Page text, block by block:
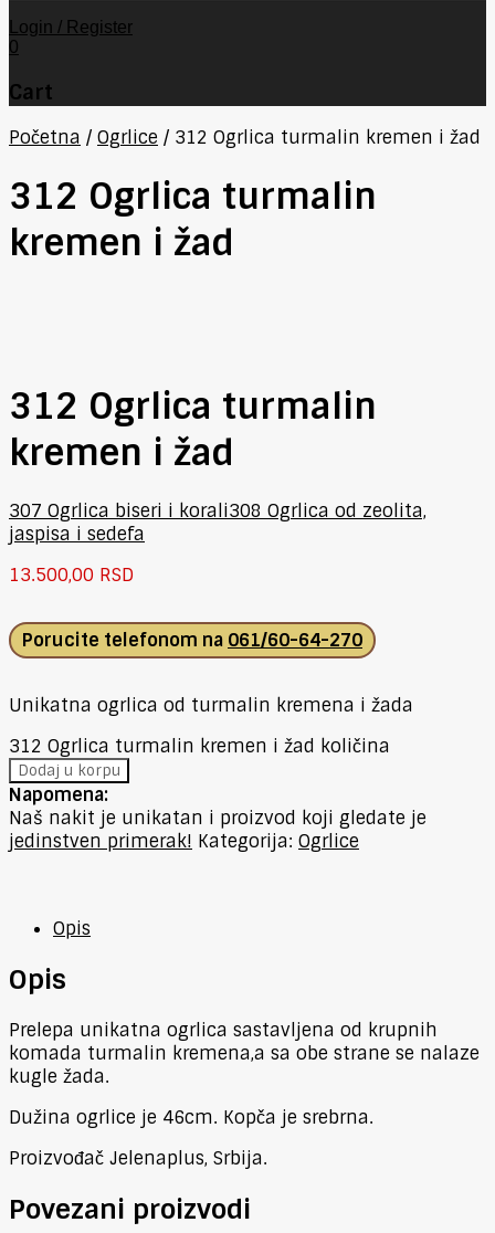
Login / Register
0
Cart
Početna / Ogrlice / 312 Ogrlica turmalin kremen i žad
312 Ogrlica turmalin
kremen i žad
312 Ogrlica turmalin
kremen i žad
307 Ogrlica biseri i korali308 Ogrlica od zeolita,
jaspisa i sedefa
13.500,00 RSD
Porucite telefonom na 061/60-64-270
Unikatna ogrlica od turmalin kremena i žada
312 Ogrlica turmalin kremen i žad količina
Dodaj u korpu
Napomena:
Naš nakit je unikatan i proizvod koji gledate je
jedinstven primerak! Kategorija: Ogrlice
Opis
Opis
Prelepa unikatna ogrlica sastavljena od krupnih
komada turmalin kremena,a sa obe strane se nalaze
kugle žada.
Dužina ogrlice je 46cm. Kopča je srebrna.
Proizvođač Jelenaplus, Srbija.
Povezani proizvodi